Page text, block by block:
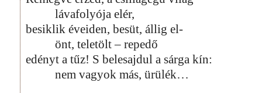
lávafolyója elér,
besiklik éveiden, besüt, állig el-
önt, teletölt – repedő
edényt a tűz! S belesajdul a sárga kín:
nem vagyok más, ürülék…